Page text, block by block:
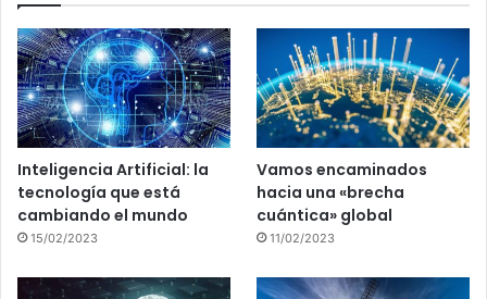
Inteligencia Artificial: la
tecnología que está
cambiando el mundo
15/02/2023
Vamos encaminados
hacia una «brecha
cuántica» global
11/02/2023